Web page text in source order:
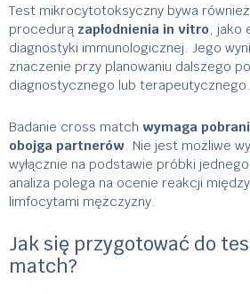
Test mikrocytotoksyczny bywa
procedurą zapłodnienia in vitro, jako
diagnostyki immunologicznej. Jego
znaczenie przy planowaniu dalszego
diagnostycznego lub terapeutycznego.
Badanie cross match wymaga
obojga partnerów . Nie jest możliwe
wyłącznie na podstawie próbki
analiza polega na ocenie reakcji
limfocytami mężczyzny.
Jak się przygotować do
match?